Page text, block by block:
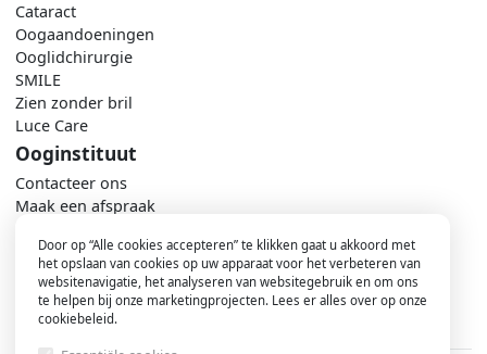
Cataract
Oogaandoeningen
Ooglidchirurgie
SMILE
Zien zonder bril
Luce Care
Ooginstituut
Contacteer ons
Maak een afspraak
Ons team
Praktisch
Door op “Alle cookies accepteren” te klikken gaat u akkoord met
het opslaan van cookies op uw apparaat voor het verbeteren van
websitenavigatie, het analyseren van websitegebruik en om ons
te helpen bij onze marketingprojecten. Lees er alles over op onze
cookiebeleid.